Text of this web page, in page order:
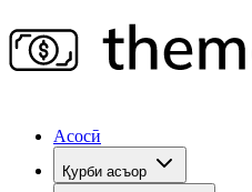
Асосӣ
Қурби асъор